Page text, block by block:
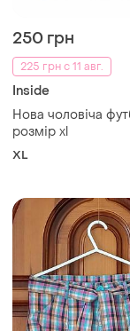
250 грн
225 грн с 11 авг.
Inside
Нова чоловіча
розмір xl
XL